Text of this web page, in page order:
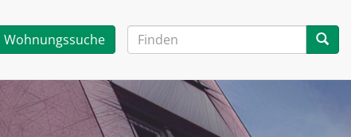
Wohnungssuche